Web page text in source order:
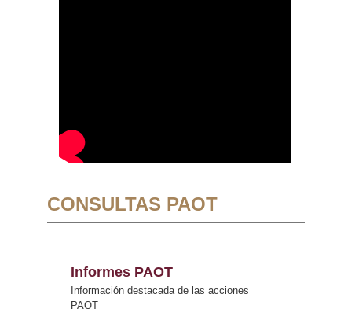
CONSULTAS PAOT
Informes PAOT
Información destacada de las acciones
PAOT